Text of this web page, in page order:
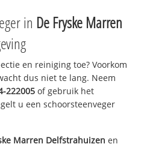
in De Fryske Marren
en reiniging toe? Voorkom
dus niet te lang. Neem
222005 of gebruik het
u een schoorsteenveger
Marren Delfstrahuizen en